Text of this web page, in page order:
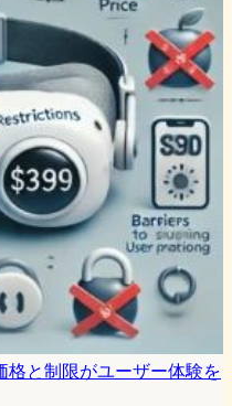
と制限がユーザー体験を